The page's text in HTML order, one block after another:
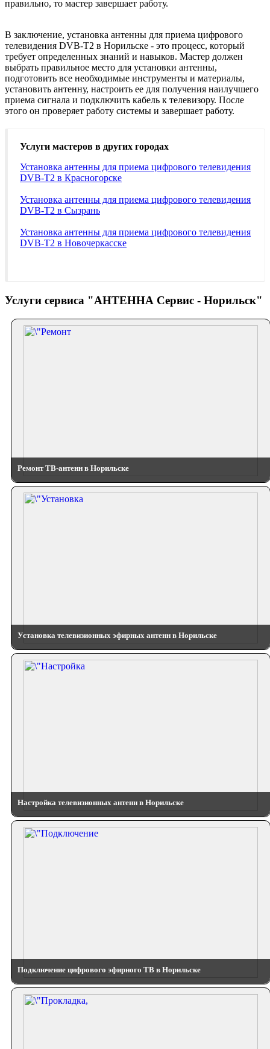
правильно, то мастер завершает работу.
В заключение, установка антенны для приема цифрового
телевидения DVB-T2 в Норильске - это процесс, который
требует определенных знаний и навыков. Мастер должен
выбрать правильное место для установки антенны,
подготовить все необходимые инструменты и материалы,
установить антенну, настроить ее для получения наилучшего
приема сигнала и подключить кабель к телевизору. После
этого он проверяет работу системы и завершает работу.
Услуги мастеров в других городах
Установка антенны для приема цифрового телевидения
DVB-T2 в Красногорске
Установка антенны для приема цифрового телевидения
DVB-T2 в Сызрань
Установка антенны для приема цифрового телевидения
DVB-T2 в Новочеркасске
Услуги сервиса "АНТЕННА Сервис - Норильск"
Ремонт ТВ-антенн в Норильске
Установка телевизионных эфирных антенн в Норильске
Настройка телевизионных антенн в Норильске
Подключение цифрового эфирного ТВ в Норильске